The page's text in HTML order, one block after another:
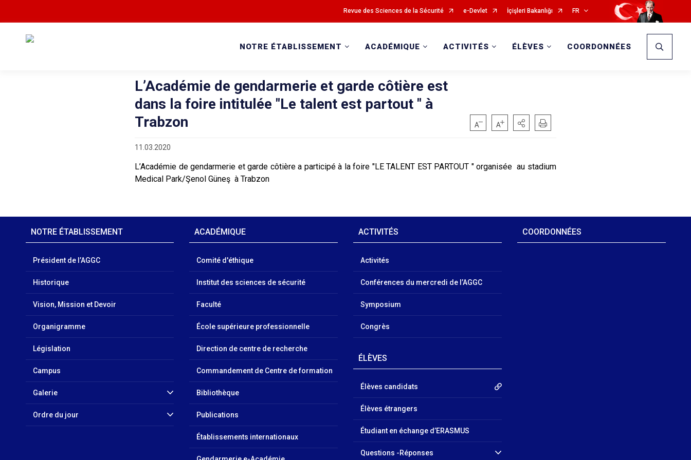
Revue des Sciences de la Sécurité e-Devlet İçişleri Bakanlığı FR
NOTRE ÉTABLISSEMENT ACADÉMIQUE ACTIVITÉS ÉLÈVES COORDONNÉES
L’Académie de gendarmerie et garde côtière est
dans la foire intitulée "Le talent est partout " à
Trabzon
11.03.2020
L’Académie de gendarmerie et garde côtière a participé à la foire "LE TALENT EST PARTOUT " organisée au stadium
Medical Park/Şenol Güneş à Trabzon
NOTRE ÉTABLISSEMENT
Président de l’AGGC
Historique
Vision, Mission et Devoir
Organigramme
Législation
Campus
Galerie
Ordre du jour
ACADÉMIQUE
Comité d'éthique
Institut des sciences de sécurité
Faculté
École supérieure professionnelle
Direction de centre de recherche
Commandement de Centre de formation
Bibliothèque
Publications
Établissements internationaux
ACTIVITÉS
Activités
Conférences du mercredi de l’AGGC
Symposium
Congrès
ÉLÈVES
Élèves candidats
Élèves étrangers
Étudiant en échange d’ERASMUS
Questions -Réponses
COORDONNÉES